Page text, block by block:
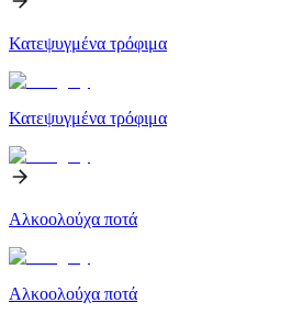
Κατεψυγμένα τρόφιμα
Κατεψυγμένα τρόφιμα
Αλκοολούχα ποτά
Αλκοολούχα ποτά